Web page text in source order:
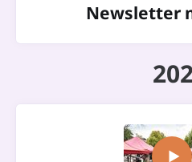
Newsletter